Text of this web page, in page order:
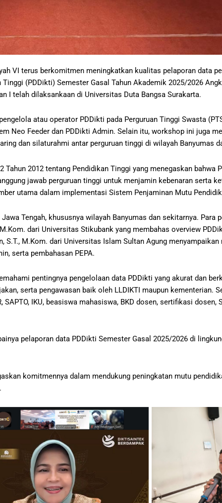
VI terus berkomitmen meningkatkan kualitas pelaporan data
(PDDikti) Semester Gasal Tahun Akademik 2025/2026
I telah dilaksankaan di Universitas Duta Bangsa Surakarta.
atau operator PDDikti pada Perguruan Tinggi Swasta
Neo Feeder dan PDDikti Admin. Selain itu, workshop ini juga
dan silaturahmi antar perguruan tinggi di wilayah Banyumas
2012 tentang Pendidikan Tinggi yang menegaskan bahwa
jawab perguruan tinggi untuk menjamin kebenaran serta
utama dalam implementasi Sistem Penjaminan Mutu
Tengah, khususnya wilayah Banyumas dan sekitarnya. Para
dari Universitas Stikubank yang membahas overview
S.T., M.Kom. dari Universitas Islam Sultan Agung
serta pembahasan PEPA.
pentingnya pengelolaan data PDDikti yang akurat dan
serta pengawasan baik oleh LLDIKTI maupun kementerian.
IKU, beasiswa mahasiswa, BKD dosen, sertifikasi dosen,
pelaporan data PDDikti Semester Gasal 2025/2026 di
komitmennya dalam mendukung peningkatan mutu